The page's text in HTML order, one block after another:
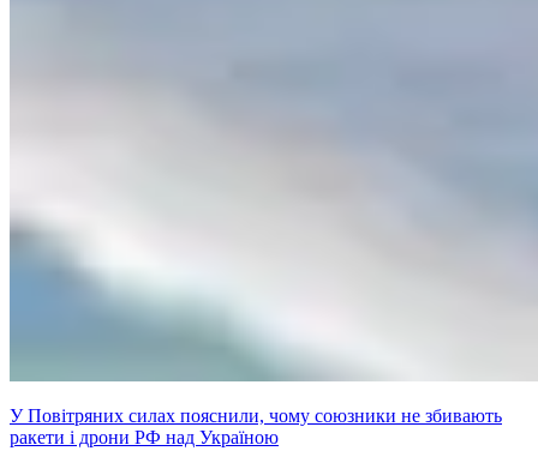
У Повітряних силах пояснили, чому союзники не збивають
ракети і дрони РФ над Україною